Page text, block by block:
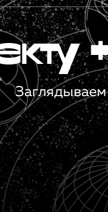
Заглядываем